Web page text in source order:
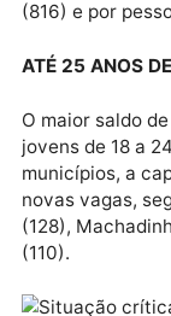
desempenho
seguido pela